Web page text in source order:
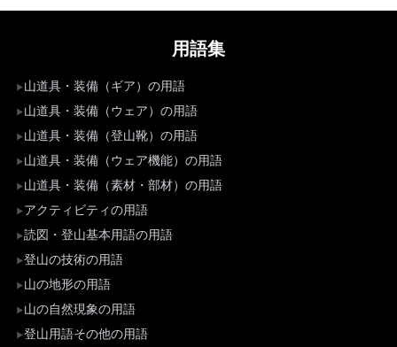
用語集
山道具・装備（ギア）の用語
山道具・装備（ウェア）の用語
山道具・装備（登山靴）の用語
山道具・装備（ウェア機能）の用語
山道具・装備（素材・部材）の用語
アクティビティの用語
読図・登山基本用語の用語
登山の技術の用語
山の地形の用語
山の自然現象の用語
登山用語その他の用語